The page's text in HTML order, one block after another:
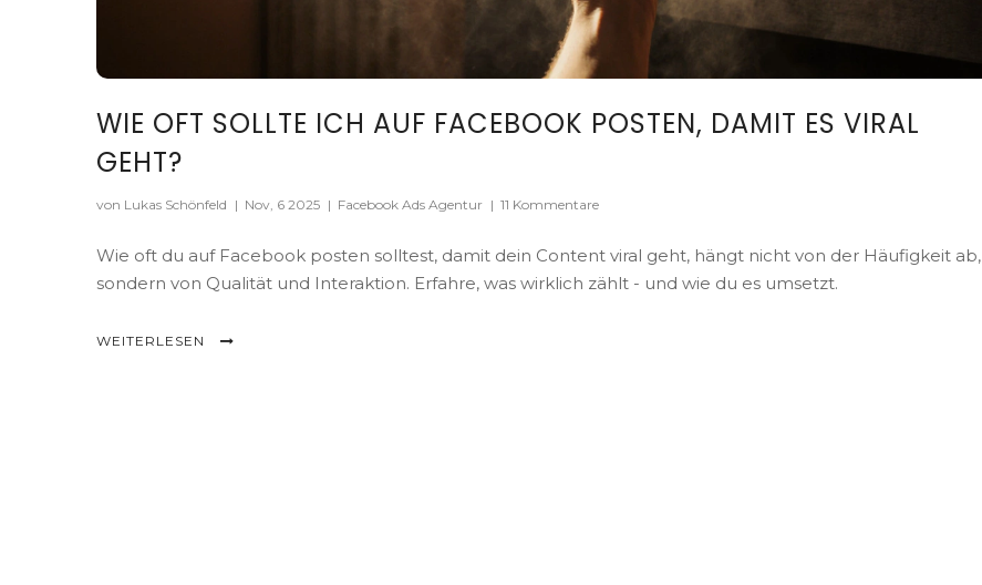
WIE OFT SOLLTE ICH AUF FACEBOOK POSTEN, DAMIT ES VIRAL
GEHT?
von Lukas Schönfeld | Nov, 6 2025 | Facebook Ads Agentur | 11 Kommentare
Wie oft du auf Facebook posten solltest, damit dein Content viral geht, hängt nicht von der Häufigkeit ab,
sondern von Qualität und Interaktion. Erfahre, was wirklich zählt - und wie du es umsetzt.
WEITERLESEN